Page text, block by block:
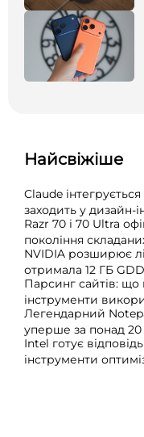
Найсвіжіше
Claude
заходить у дизайн-
Razr 70 і 70 Ultra
покоління
NVIDIA розширює
отримала 12 ГБ
Парсинг сайтів: що
інструменти
Легендарний
уперше за понад 20
Intel готує
інструменти